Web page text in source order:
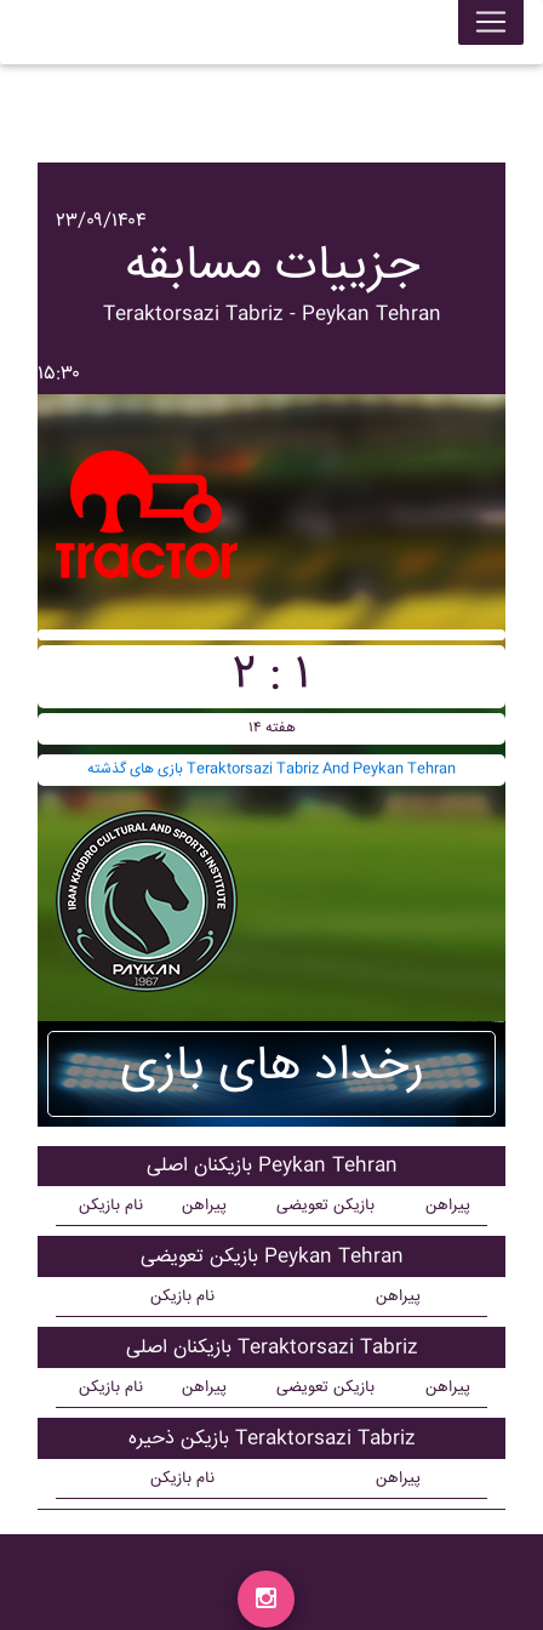
۲۳/۰۹/۱۴۰۴
جزییات مسابقه
Teraktorsazi Tabriz - Peykan Tehran
۱۵:۳۰
۲ : ۱
هفته ۱۴
بازی های گذشته Teraktorsazi Tabriz And Peykan Tehran
رخداد های بازی
بازیکنان اصلی Peykan Tehran
نام بازیکن پیراهن بازیکن تعویضی پیراهن
بازیکن تعویضی Peykan Tehran
نام بازیکن پیراهن
بازیکنان اصلی Teraktorsazi Tabriz
نام بازیکن پیراهن بازیکن تعویضی پیراهن
بازیکن ذحیره Teraktorsazi Tabriz
نام بازیکن پیراهن